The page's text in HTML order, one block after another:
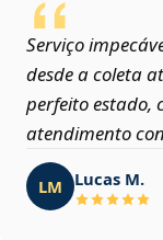
Serviço
desde a coleta
perfeito estado,
atendimento
LM Lucas M.